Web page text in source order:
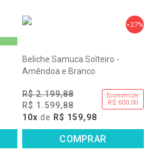
27%
Beliche Samuca Solteiro -
Amêndoa e Branco
R$ 2.199,88
R$ 1.599,88
Economize
R$ 600,00
10x de R$ 159,98
COMPRAR